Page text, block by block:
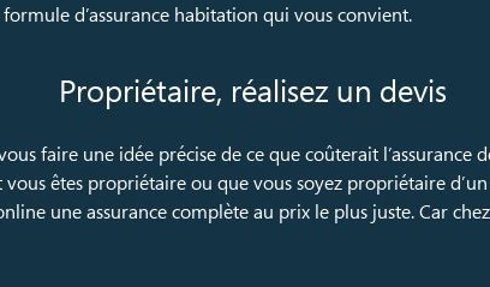
d’assurance habitation qui vous convient.
Propriétaire, réalisez un devis
faire une idée précise de ce que coûterait l’assurance
êtes propriétaire ou que vous soyez propriétaire
une assurance complète au prix le plus juste. Car